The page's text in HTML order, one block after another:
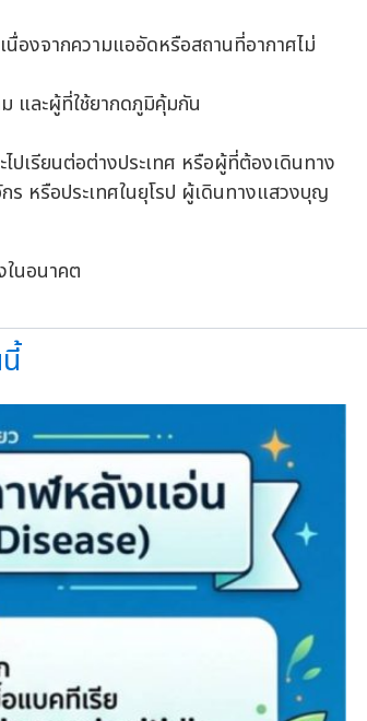
องจากความแออัดหรือสถานที่อากาศไม่
และผู้ที่ใช้ยากดภูมิคุ้มกัน
ปเรียนต่อต่างประเทศ หรือผู้ที่ต้องเดินทาง
หรือประเทศในยุโรป ผู้เดินทางแสวงบุญ
นอนาคต